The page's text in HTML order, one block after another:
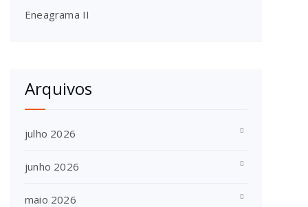
Eneagrama II
Arquivos
julho 2026
junho 2026
maio 2026